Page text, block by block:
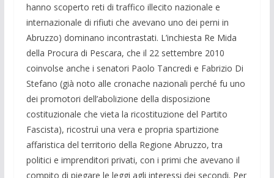
hanno scoperto reti di traffico illecito nazionale e
internazionale di rifiuti che avevano uno dei perni in
Abruzzo) dominano incontrastati. L’inchiesta Re Mida
della Procura di Pescara, che il 22 settembre 2010
coinvolse anche i senatori Paolo Tancredi e Fabrizio Di
Stefano (già noto alle cronache nazionali perché fu uno
dei promotori dell’abolizione della disposizione
costituzionale che vieta la ricostituzione del Partito
Fascista), ricostruì una vera e propria spartizione
affaristica del territorio della Regione Abruzzo, tra
politici e imprenditori privati, con i primi che avevano il
compito di piegare le leggi agli interessi dei secondi. Per